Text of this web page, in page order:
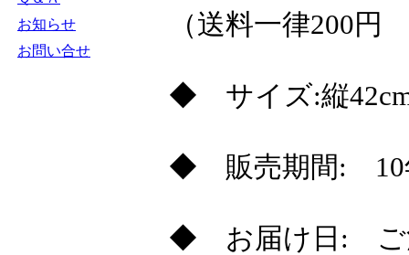
お知らせ
お問い合せ
（送料一律200
◆ サイズ:縦
◆ 販売期間: 10
◆ お届け日: ご